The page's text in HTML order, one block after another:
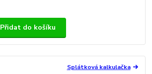
Přidat do košíku
Splátková kalkulačka